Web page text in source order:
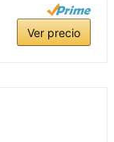
Ver precio